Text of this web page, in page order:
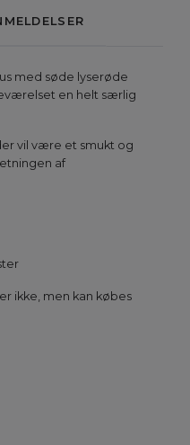
med søde lyserøde
en helt særlig
vil være et smukt og
af
ikke, men kan købes